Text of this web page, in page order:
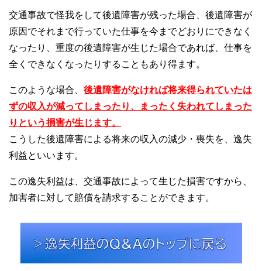
交通事故で怪我をして後遺障害が残った場合、後遺障害が
原因でそれまで行っていた仕事を今までどおりにできなく
なったり、重度の後遺障害が生じた場合であれば、仕事を
全くできなくなったりすることもあり得ます。
このような場合、 後遺障害がなければ将来得られていたは
ずの収入が減ってしまったり、まったく失われてしまった
りという損害が生じます。
こうした後遺障害による将来の収入の減少・喪失を、逸失
利益といいます。
この逸失利益は、交通事故によって生じた損害ですから、
加害者に対して賠償を請求することができます。